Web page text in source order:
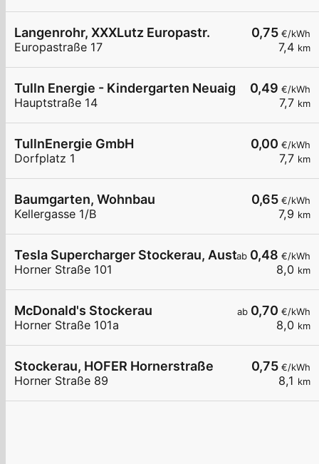
0,75 €/kWh
7,4 km
Langenrohr, XXXLutz Europastr.
Europastraße 17
0,49 €/kWh
7,7 km
Tulln Energie - Kindergarten Neuaigen
Hauptstraße 14
0,00 €/kWh
7,7 km
TullnEnergie GmbH
Dorfplatz 1
0,65 €/kWh
7,9 km
Baumgarten, Wohnbau
Kellergasse 1/B
ab 0,48 €/kWh
8,0 km
Tesla Supercharger Stockerau, Austria
Horner Straße 101
ab 0,70 €/kWh
8,0 km
McDonald's Stockerau
Horner Straße 101a
0,75 €/kWh
8,1 km
Stockerau, HOFER Hornerstraße
Horner Straße 89